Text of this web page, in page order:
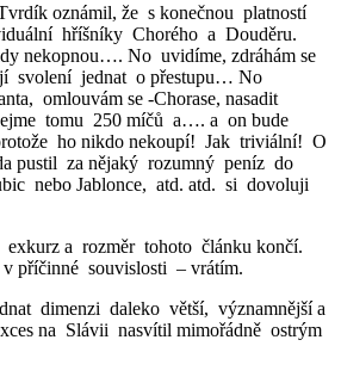
oznámil, že s konečnou platností
hříšníky Chorého a Douděru.
nekopnou…. No uvidíme, zdráhám se
svolení jednat o přestupu… No
omlouvám se -Chorase, nasadit
tomu 250 míčů a…. a on bude
ho nikdo nekoupí! Jak triviální! O
pustil za nějaký rozumný peníz do
nebo Jablonce, atd. atd. si dovoluji
a rozměr tohoto článku končí.
příčinné souvislosti – vrátím.
dimenzi daleko větší, významnější a
na Slávii nasvítil mimořádně ostrým